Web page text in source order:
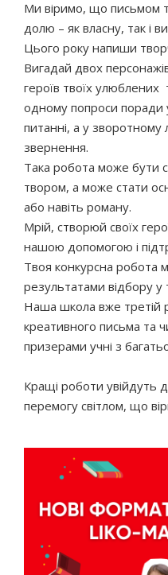
Ми віримо, що письмом
долю – як власну, так і
Цього року напиши
Вигадай двох
героїв твоїх улюблених
одному попроси
питанні, а у зворотному
звернення.
Така робота може бути
твором, а може стати
або навіть роману.
Мрій, створюй своїх
нашою допомогою і
Твоя конкурсна робота
результатами відбору у
Наша школа вже третій
креативного письма та
призерами учні з
Кращі роботи увійдуть
перемогу світлом, що